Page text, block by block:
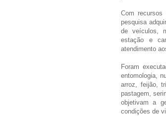
Com recursos
pesquisa
de veículos,
estação e
atendimento
Foram
entomologia,
arroz, feijão,
pastagem,
objetivam a
condições de